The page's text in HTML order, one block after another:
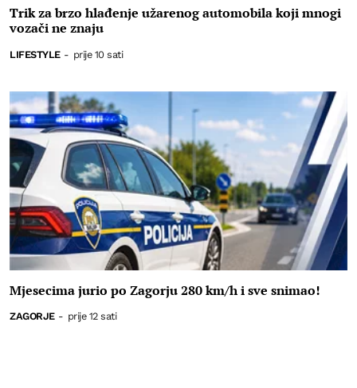
Trik za brzo hlađenje užarenog automobila koji mnogi
vozači ne znaju
LIFESTYLE - prije 10 sati
Mjesecima jurio po Zagorju 280 km/h i sve snimao!
ZAGORJE - prije 12 sati